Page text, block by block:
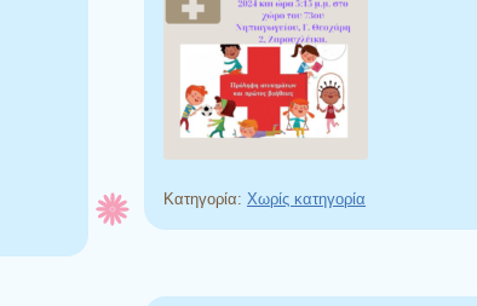
Κατηγορία: Χωρίς κατηγορία